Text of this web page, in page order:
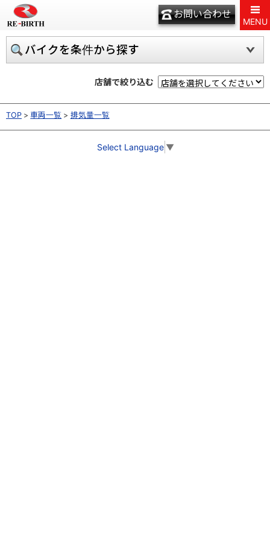
お問い合わせ
MENU
バイクを条件から探す
店舗で絞り込む
TOP 車両一覧 排気量一覧
Select Language ▼